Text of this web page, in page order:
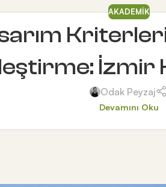
AKADEMIK
Odak Peyzaj
Devamını Oku